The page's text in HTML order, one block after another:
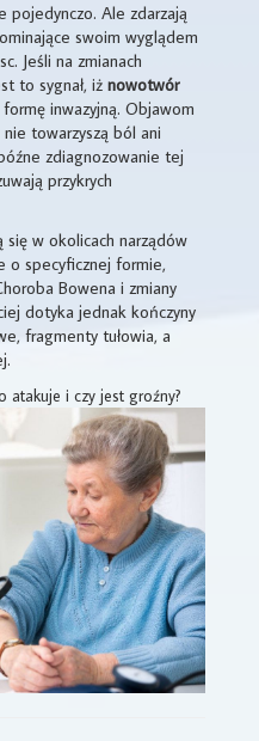
pojedynczo. Ale zdarzają
swoim wyglądem
Jeśli na zmianach
to sygnał, iż nowotwór
inwazyjną. Objawom
towarzyszą ból ani
zdiagnozowanie tej
przykrych
w okolicach narządów
o specyficznej formie,
Bowena i zmiany
dotyka jednak kończyny
fragmenty tułowia, a
atakuje i czy jest groźny?